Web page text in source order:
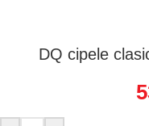
DQ cipele